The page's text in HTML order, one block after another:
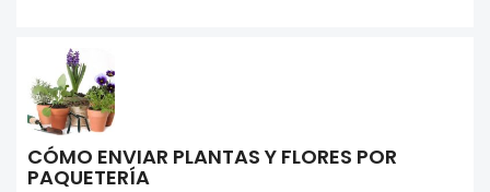
CÓMO ENVIAR PLANTAS Y FLORES POR
PAQUETERÍA